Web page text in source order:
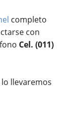
completo
con
Cel. (011)
llevaremos